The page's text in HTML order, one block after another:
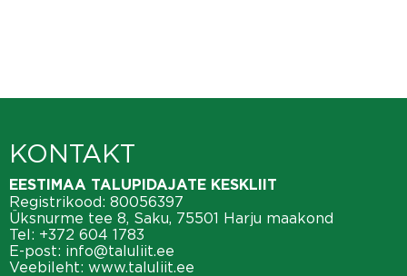
KONTAKT
EESTIMAA TALUPIDAJATE KESKLIIT
Registrikood: 80056397
Üksnurme tee 8, Saku, 75501 Harju maakond
Tel: +372 604 1783
E-post: info@taluliit.ee
Veebileht: www.taluliit.ee